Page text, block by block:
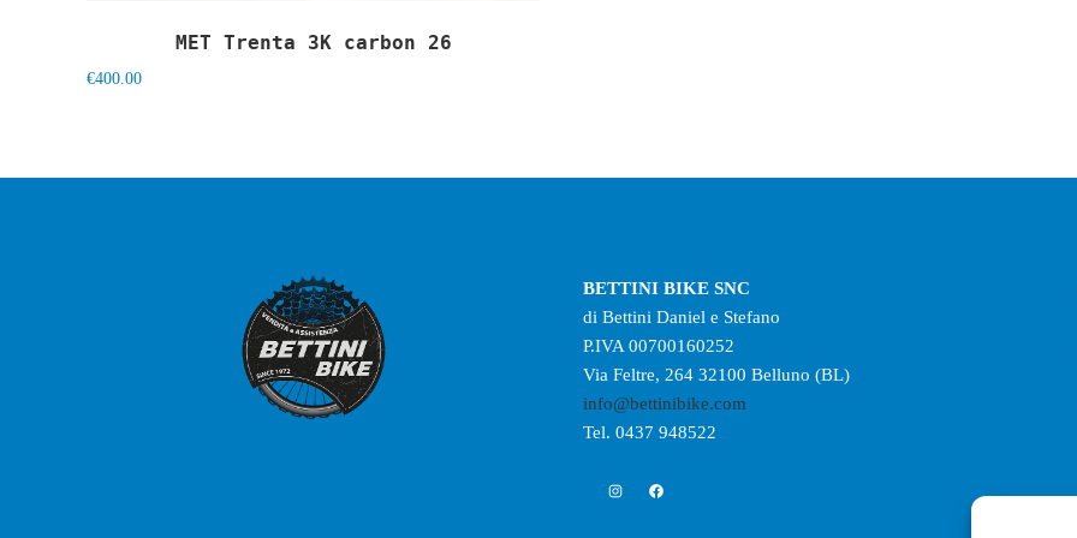
MET Trenta 3K carbon 26
€400.00
BETTINI BIKE SNC
di Bettini Daniel e Stefano
P.IVA 00700160252
Via Feltre, 264 32100 Belluno (BL)
info@bettinibike.com
Tel. 0437 948522
InstagramFacebook